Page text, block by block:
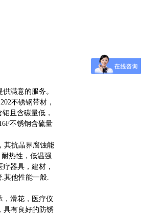
满意的服务。
不锈钢带材，
且含碳量低，
不锈钢含硫量
其抗晶界腐蚀能
热性，低温强
器具，建材，
其他性能一般.
，滑花，医疗仪
具有良好的防锈